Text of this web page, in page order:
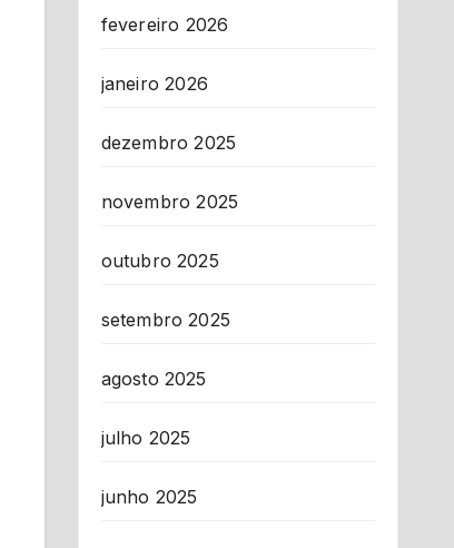
fevereiro 2026
janeiro 2026
dezembro 2025
novembro 2025
outubro 2025
setembro 2025
agosto 2025
julho 2025
junho 2025